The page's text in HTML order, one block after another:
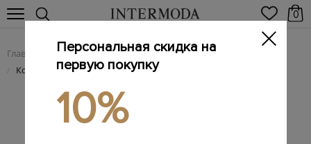
0
Главная Женщинам / Женские сумки из натуральной кожи
/ Кожаный тоут с фирменным стежком Arancio и подвеской
Персональная скидка на
первую покупку
10%